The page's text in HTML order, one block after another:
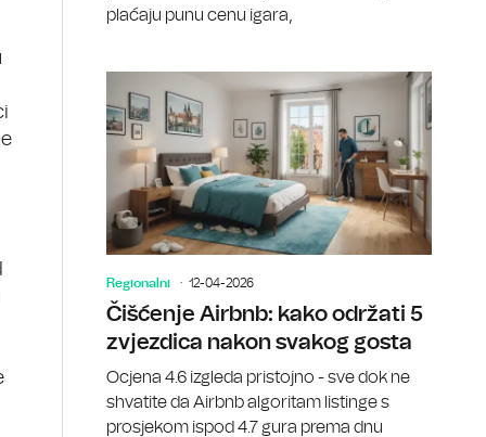
plaćaju punu cenu igara,
Regionalni 12-04-2026
Čišćenje Airbnb: kako održati 5
zvjezdica nakon svakog gosta
Ocjena 4.6 izgleda pristojno - sve dok ne
shvatite da Airbnb algoritam listinge s
prosjekom ispod 4.7 gura prema dnu